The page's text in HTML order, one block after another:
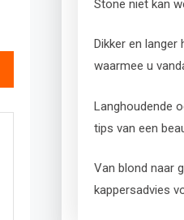
Stone niet kan
Dikker en langer
waarmee u
Langhoudende
tips van een
Van blond naar
kappersadvies